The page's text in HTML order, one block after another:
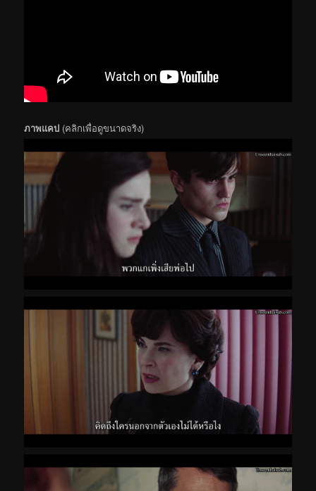
ภาพแคป (คลิกเพื่อดูขนาดจริง)